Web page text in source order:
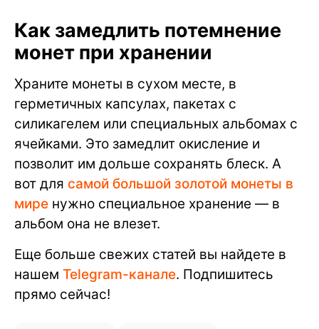
Как замедлить потемнение
монет при хранении
Храните монеты в сухом месте, в
герметичных капсулах, пакетах с
силикагелем или специальных альбомах с
ячейками. Это замедлит окисление и
позволит им дольше сохранять блеск. А
вот для самой большой золотой монеты в
мире нужно специальное хранение — в
альбом она не влезет.
Еще больше свежих статей вы найдете в
нашем Telegram-канале. Подпишитесь
прямо сейчас!